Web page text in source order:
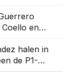
en
halen in
de P1-